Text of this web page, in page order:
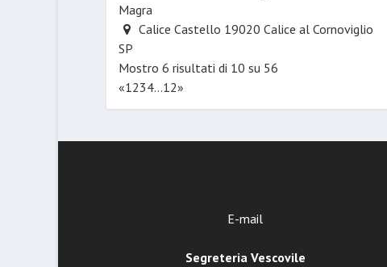
Magra
Calice Castello 19020 Calice al Cornoviglio
SP
Mostro 6 risultati di 10 su 56
«1234...12»
E-mail
Segreteria Vescovile